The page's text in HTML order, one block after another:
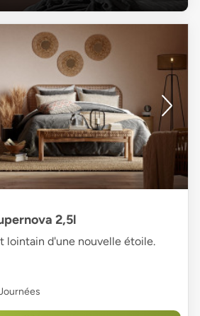
2,5l
lointain d'une nouvelle étoile.